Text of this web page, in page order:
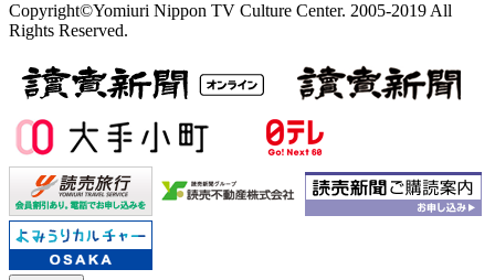
Copyright©Yomiuri Nippon TV Culture Center. 2005-2019 All
Rights Reserved.